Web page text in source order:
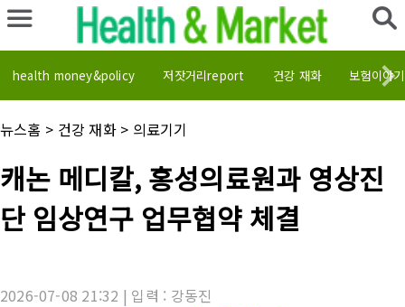
health money&policy 저잣거리report 건강 재화 보험이야기
채
널
:
뉴스홈 > 건강 재화> 의료기기
기
사
목
캐논 메디칼, 홍성의료원과 영상진
단 임상연구 업무협약 체결
2026-07-08 21:32 | 입력 : 강동진